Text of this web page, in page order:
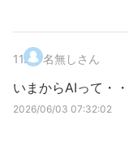
11. 名無しさん
いまからAIって・
2026/06/03 07:32:02